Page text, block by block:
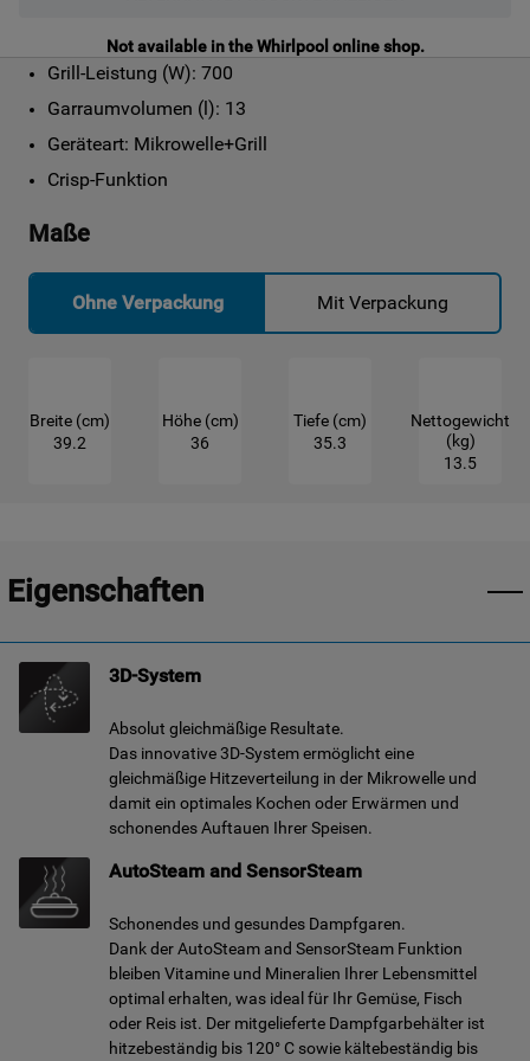
Not available in the Whirlpool online shop.
Grill-Leistung (W): 700
Garraumvolumen (l): 13
Geräteart: Mikrowelle+Grill
Crisp-Funktion
Maße
Ohne Verpackung Mit Verpackung
Breite (cm)
39.2
Höhe (cm)
36
Tiefe (cm)
35.3
Nettogewicht
(kg)
13.5
Eigenschaften
3D-System
Absolut gleichmäßige Resultate.
Das innovative 3D-System ermöglicht eine
gleichmäßige Hitzeverteilung in der Mikrowelle und
damit ein optimales Kochen oder Erwärmen und
schonendes Auftauen Ihrer Speisen.
AutoSteam and SensorSteam
Schonendes und gesundes Dampfgaren.
Dank der AutoSteam and SensorSteam Funktion
bleiben Vitamine und Mineralien Ihrer Lebensmittel
optimal erhalten, was ideal für Ihr Gemüse, Fisch
oder Reis ist. Der mitgelieferte Dampfgarbehälter ist
hitzebeständig bis 120° C sowie kältebeständig bis